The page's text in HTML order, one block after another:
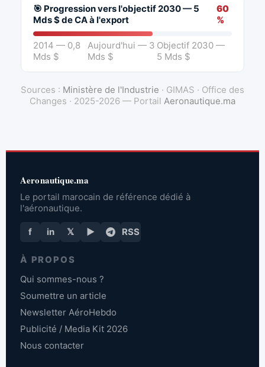
🎯 Progression vers l'objectif 2030 — 5
Mds $ de CA à l'export
60
%
2014 — 0,8
Mds $
Aujourd'hui — 3
Mds $
Objectif 2030 —
5 Mds $
Sources : Ministère de l'Industrie · GIMAS · Office des
Changes · 2025-2026 — Portail Aeronautique.ma
Aeronautique.ma
Le portail marocain de référence dédié à
l'aéronautique.
f in 𝕏 ▶ RSS
À PROPOS
Qui sommes-nous ?
Soumettre un article
Newsletter AéroHebdo
Publicité / Media Kit 2026
Nous contacter